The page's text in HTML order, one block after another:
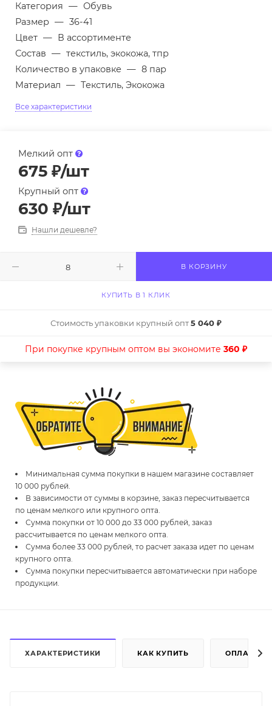
Категория — Обувь
Размер — 36-41
Цвет — В ассортименте
Состав — текстиль, экокожа, тпр
Количество в упаковке — 8 пар
Материал — Текстиль, Экокожа
Все характеристики
Мелкий опт
675 ₽/шт
Крупный опт
630 ₽/шт
Нашли дешевле?
В КОРЗИНУ
КУПИТЬ В 1 КЛИК
Стоимость упаковки крупный опт5 040 ₽
При покупке крупным оптом вы экономите 360 ₽
Минимальная сумма покупки в нашем магазине составляет
10 000 рублей.
В зависимости от суммы в корзине, заказ пересчитывается
по ценам мелкого или крупного опта.
Сумма покупки от 10 000 до 33 000 рублей, заказ
рассчитывается по ценам мелкого опта.
Сумма более 33 000 рублей, то расчет заказа идет по ценам
крупного опта.
Сумма покупки пересчитывается автоматически при наборе
продукции.
ХАРАКТЕРИСТИКИ КАК КУПИТЬ ОПЛАТА